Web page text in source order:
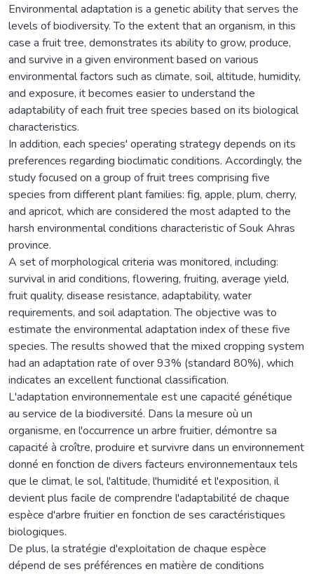
Environmental adaptation is a genetic ability that serves the
levels of biodiversity. To the extent that an organism, in this
case a fruit tree, demonstrates its ability to grow, produce,
and survive in a given environment based on various
environmental factors such as climate, soil, altitude, humidity,
and exposure, it becomes easier to understand the
adaptability of each fruit tree species based on its biological
characteristics.
In addition, each species' operating strategy depends on its
preferences regarding bioclimatic conditions. Accordingly, the
study focused on a group of fruit trees comprising five
species from different plant families: fig, apple, plum, cherry,
and apricot, which are considered the most adapted to the
harsh environmental conditions characteristic of Souk Ahras
province.
A set of morphological criteria was monitored, including:
survival in arid conditions, flowering, fruiting, average yield,
fruit quality, disease resistance, adaptability, water
requirements, and soil adaptation. The objective was to
estimate the environmental adaptation index of these five
species. The results showed that the mixed cropping system
had an adaptation rate of over 93% (standard 80%), which
indicates an excellent functional classification.
L'adaptation environnementale est une capacité génétique
au service de la biodiversité. Dans la mesure où un
organisme, en l'occurrence un arbre fruitier, démontre sa
capacité à croître, produire et survivre dans un environnement
donné en fonction de divers facteurs environnementaux tels
que le climat, le sol, l'altitude, l'humidité et l'exposition, il
devient plus facile de comprendre l'adaptabilité de chaque
espèce d'arbre fruitier en fonction de ses caractéristiques
biologiques.
De plus, la stratégie d'exploitation de chaque espèce
dépend de ses préférences en matière de conditions